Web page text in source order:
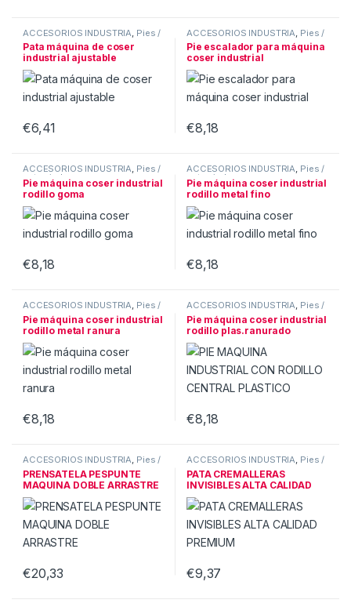
ACCESORIOS INDUSTRIA Pies /
patas ind.
Pata máquina de coser
industrial ajustable
€6,41
ACCESORIOS INDUSTRIA Pies /
patas ind.
Pie escalador para máquina
coser industrial
€8,18
ACCESORIOS INDUSTRIA, Pies /
patas ind.
Pie máquina coser industrial
rodillo goma
€8,18
ACCESORIOS INDUSTRIA, Pies /
patas ind.
Pie máquina coser industrial
rodillo metal fino
€8,18
ACCESORIOS INDUSTRIA, Pies /
patas ind.
Pie máquina coser industrial
rodillo metal ranura
€8,18
ACCESORIOS INDUSTRIA, Pies /
patas ind.
Pie máquina coser industrial
rodillo plas.ranurado
€8,18
ACCESORIOS INDUSTRIA, Pies /
patas ind.
PRENSATELA PESPUNTE
MAQUINA DOBLE ARRASTRE
€20,33
ACCESORIOS INDUSTRIA, Pies /
patas ind.
PATA CREMALLERAS
INVISIBLES ALTA CALIDAD
PREMIUM
€9,37